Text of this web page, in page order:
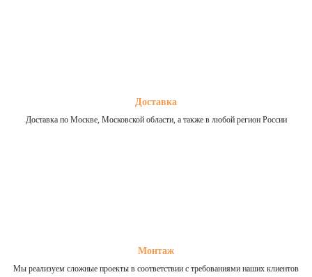
Доставка
Доставка по Москве, Московской области, а также в любой регион России
Монтаж
Мы реализуем сложные проекты в соответствии с требованиями наших клиентов